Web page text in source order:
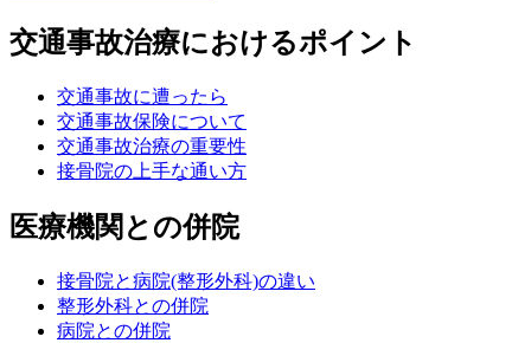
交通事故治療におけるポイント
交通事故に遭ったら
交通事故保険について
交通事故治療の重要性
接骨院の上手な通い方
医療機関との併院
接骨院と病院(整形外科)の違い
整形外科との併院
病院との併院